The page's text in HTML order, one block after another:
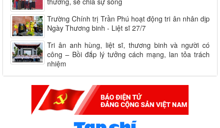
Trường Chính trị Trần Phú hoạt động tri ân nhân dịp
Ngày Thương binh - Liệt sĩ 27/7
Tri ân anh hùng, liệt sĩ, thương binh và người có
công – Bồi đắp lý tưởng cách mạng, lan tỏa trách
nhiệm